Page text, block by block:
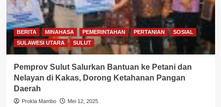
BERITA MINAHASA PEMERINTAHAN PERTANIAN
SOSIAL
SULAWESI UTARA
SULUT
Pemprov Sulut Salurkan Bantuan ke Petani dan
Nelayan di Kakas, Dorong Ketahanan Pangan
Daerah
Prokla Mambo Mei 12, 2025